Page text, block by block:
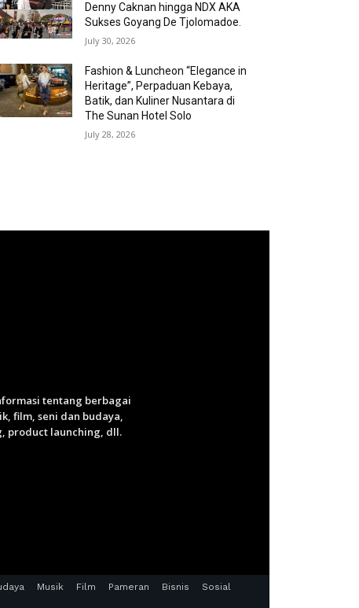
Denny Caknan hingga NDX AKA
Sukses Goyang De Tjolomadoe.
July 30, 2026
Fashion & Luncheon “Elegance in
Heritage”, Perpaduan Kebaya,
Batik, dan Kuliner Nusantara di
The Sunan Hotel Solo
July 28, 2026
tentang berbagai
film, seni dan budaya,
product launching, dll.
Musik Film Pameran Bisnis
Sosial